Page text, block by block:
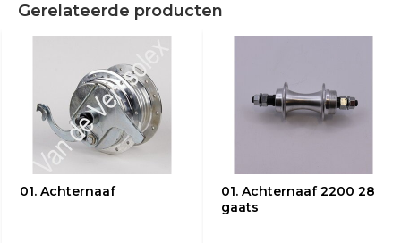
Gerelateerde producten
01. Achternaaf
01. Achternaaf 2200 28
gaats